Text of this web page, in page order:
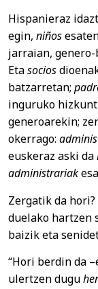
Hispanieraz
egin, niños
jarraian,
Etasocios
batzarretan;
inguruko
generoarekin;
okerrago:
euskeraz aski da
administrariak
Zergatik da
duelako hartzen
baizik eta
“Hori berdin da
ulertzen dugu